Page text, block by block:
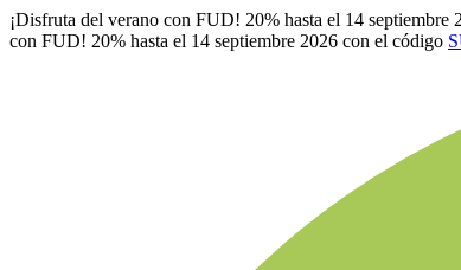
¡Disfruta del verano con FUD! 20% hasta el 14 septiembre
con FUD! 20% hasta el 14 septiembre 2026 con el código